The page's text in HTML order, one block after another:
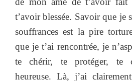
t’avoir blessée. Savoir que je
souffrances est la pire
que je t’ai rencontrée, je
te chérir, te protéger, te
heureuse. Là, j’ai